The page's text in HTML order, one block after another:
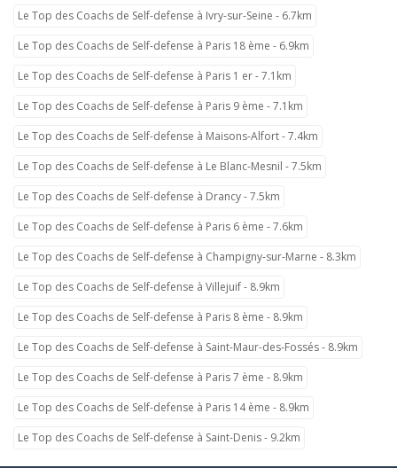
Le Top des Coachs de Self-defense à Ivry-sur-Seine - 6.7km
Le Top des Coachs de Self-defense à Paris 18 ème - 6.9km
Le Top des Coachs de Self-defense à Paris 1 er - 7.1km
Le Top des Coachs de Self-defense à Paris 9 ème - 7.1km
Le Top des Coachs de Self-defense à Maisons-Alfort - 7.4km
Le Top des Coachs de Self-defense à Le Blanc-Mesnil - 7.5km
Le Top des Coachs de Self-defense à Drancy - 7.5km
Le Top des Coachs de Self-defense à Paris 6 ème - 7.6km
Le Top des Coachs de Self-defense à Champigny-sur-Marne - 8.3km
Le Top des Coachs de Self-defense à Villejuif - 8.9km
Le Top des Coachs de Self-defense à Paris 8 ème - 8.9km
Le Top des Coachs de Self-defense à Saint-Maur-des-Fossés - 8.9km
Le Top des Coachs de Self-defense à Paris 7 ème - 8.9km
Le Top des Coachs de Self-defense à Paris 14 ème - 8.9km
Le Top des Coachs de Self-defense à Saint-Denis - 9.2km